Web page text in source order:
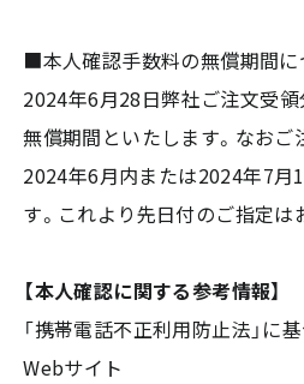
■本人確認手数料の無償期間に
2024年6月28日弊社ご注文受領
無償期間といたします。なおご
2024年6月内または2024年7月
す。これより先日付のご指定は
【本人確認に関する参考情報】
「携帯電話不正利用防止法」に
Webサイト